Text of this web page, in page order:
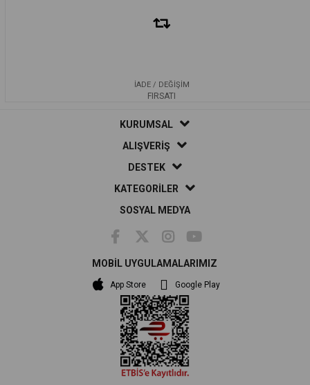
İADE / DEĞİŞİM
FIRSATI
KURUMSAL
ALIŞVERİŞ
DESTEK
KATEGORİLER
SOSYAL MEDYA
MOBİL UYGULAMALARIMIZ
App Store Google Play